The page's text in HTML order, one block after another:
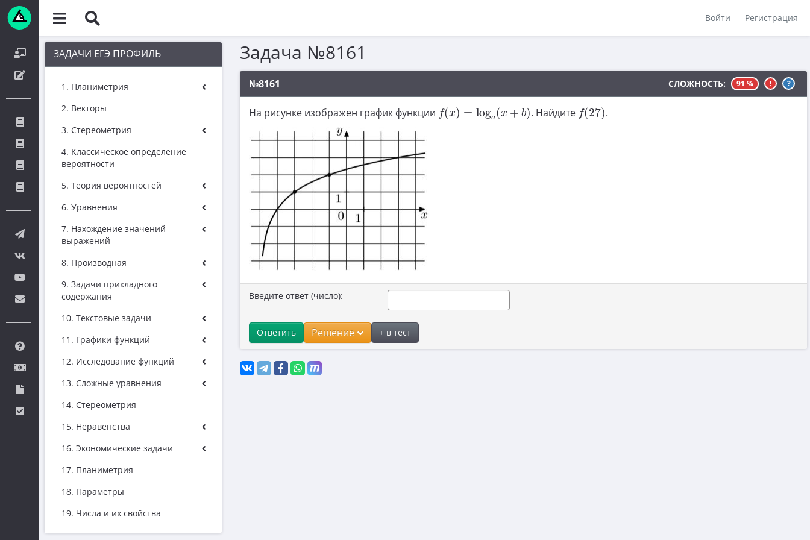
Войти Регистрация
ЗАДАЧИ ЕГЭ ПРОФИЛЬ
1. Планиметрия
2. Векторы
3. Стереометрия
4. Классическое определение
вероятности
5. Теория вероятностей
6. Уравнения
7. Нахождение значений
выражений
8. Производная
9. Задачи прикладного
содержания
10. Текстовые задачи
11. Графики функций
12. Исследование функций
13. Сложные уравнения
14. Стереометрия
15. Неравенства
16. Экономические задачи
17. Планиметрия
18. Параметры
19. Числа и их свойства
Задача №8161
№8161 СЛОЖНОСТЬ: 91 % ! ?
На рисунке изображен график функции f(x) = loga(x + b)
f(x)= loga(x +b . Найдите f(27)
f(27) .
Введите ответ (число):
Ответить Решение + в тест